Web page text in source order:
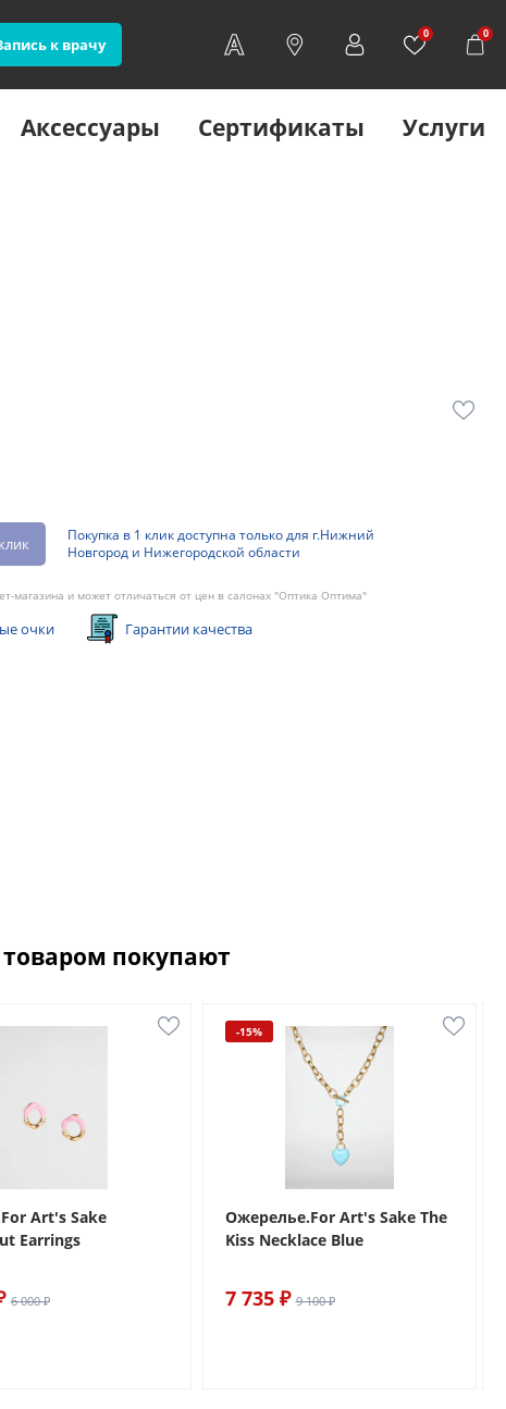
к врачу
0 0
Аксессуары Сертификаты Услуги
Покупка в 1 клик доступна только для г.Нижний
Новгород и Нижегородской области
магазина и может отличаться от цен в салонах "Оптика Оптима"
очки Гарантии качества
покупают
Art's Sake
Earrings
6 000 ₽
-15%
Ожерелье.For Art's Sake The
Kiss Necklace Blue
7 735 ₽ 9 100 ₽